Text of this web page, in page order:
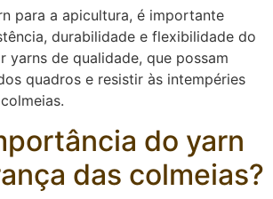
para a apicultura, é importante
durabilidade e flexibilidade do
yarns de qualidade, que possam
quadros e resistir às intempéries
do yarn
das colmeias?